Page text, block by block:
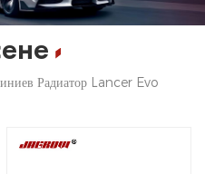
Радиатор Lancer Evo